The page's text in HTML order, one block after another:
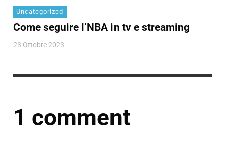
Uncategorized
Come seguire l’NBA in tv e streaming
23 Ottobre 2023
1 comment